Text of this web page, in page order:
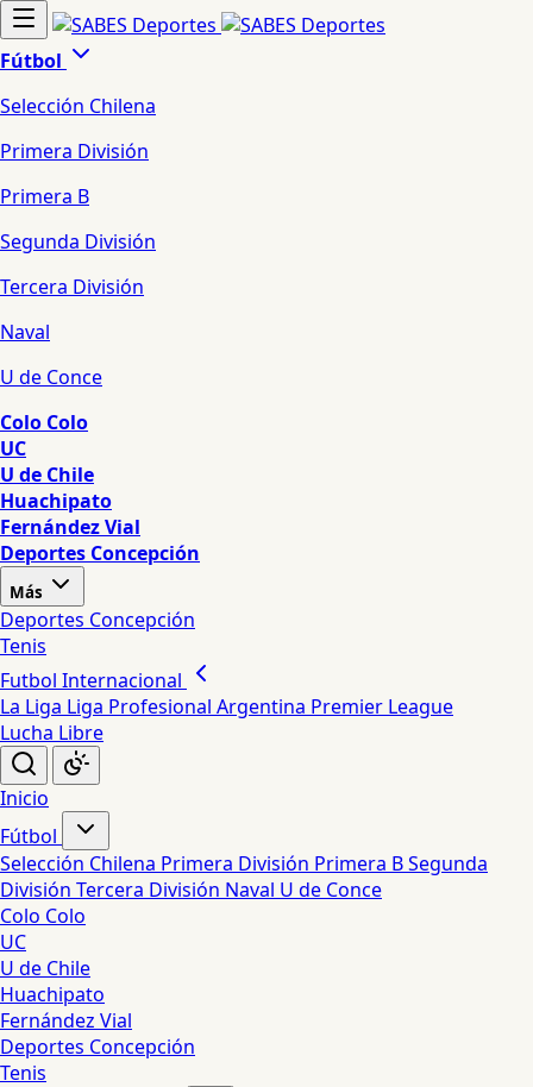
Fútbol
Selección Chilena
Primera División
Primera B
Segunda División
Tercera División
Naval
U de Conce
Colo Colo
UC
U de Chile
Huachipato
Fernández Vial
Deportes Concepción
Más
Deportes Concepción
Tenis
Futbol Internacional
La Liga Liga Profesional Argentina Premier League
Lucha Libre
Inicio
Fútbol
Selección Chilena Primera División Primera BSegunda
División Tercera División Naval U de Conce
Colo Colo
UC
U de Chile
Huachipato
Fernández Vial
Deportes Concepción
Tenis